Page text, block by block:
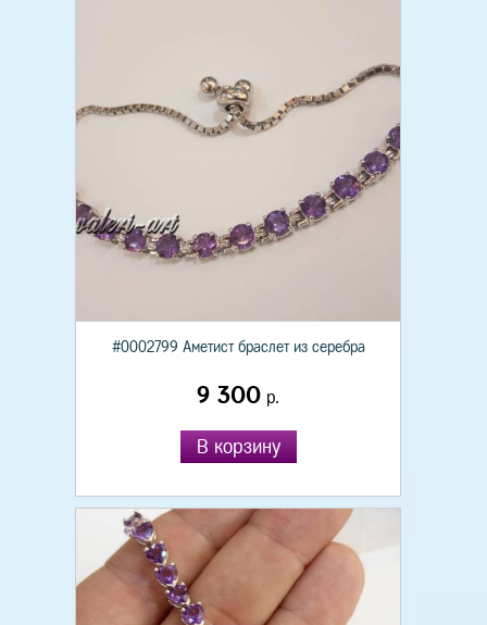
#0002799 Аметист браслет из серебра
9 300 р.
В корзину